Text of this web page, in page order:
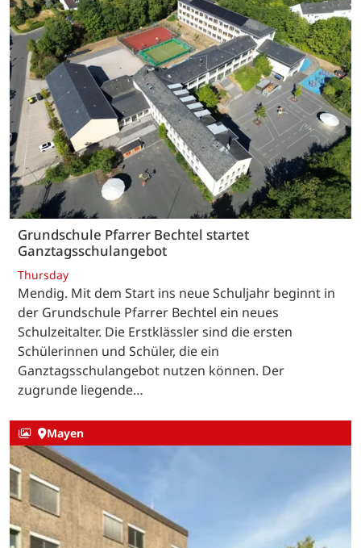
Grundschule Pfarrer Bechtel startet
Ganztagsschulangebot
Thursday
Mendig. Mit dem Start ins neue Schuljahr beginnt in
der Grundschule Pfarrer Bechtel ein neues
Schulzeitalter. Die Erstklässler sind die ersten
Schülerinnen und Schüler, die ein
Ganztagsschulangebot nutzen können. Der
zugrunde liegende…
Mayen